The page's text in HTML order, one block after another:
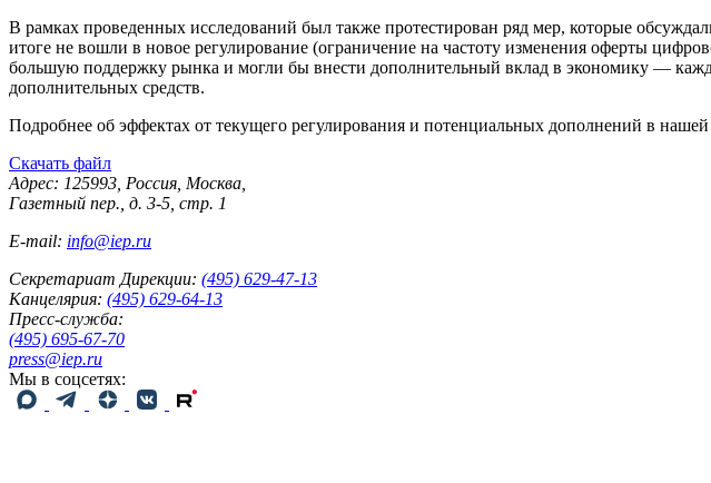
В рамках проведенных исследований был также протестирован ряд мер, которые
итоге не вошли в новое регулирование (ограничение на частоту изменения оферты
большую поддержку рынка и могли бы внести дополнительный вклад в экономику —
дополнительных средств.
Подробнее об эффектах от текущего регулирования и потенциальных дополнений в
Скачать файл
Адрес: 125993, Россия, Москва,
Газетный пер., д. 3-5, стр. 1
E-mail: info@iep.ru
Секретариат Дирекции: (495) 629-47-13
Канцелярия: (495) 629-64-13
Пресс-служба:
(495) 695-67-70
press@iep.ru
Мы в соцсетях: